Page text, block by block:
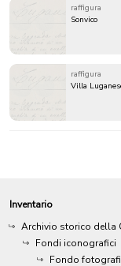
raffigura
Sonvico
raffigura
Villa
Inventario
Archivio storico della
Fondi iconografici
Fondo